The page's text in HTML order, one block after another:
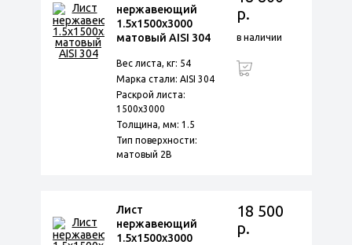
нержавеющий
1.5х1500х3000
матовый AISI 304
Вес листа, кг: 54
Марка стали: AISI 304
Раскрой листа:
1500х3000
Толщина, мм: 1.5
Тип поверхности:
матовый 2B
р.
в наличии
Лист
нержавеющий
1.5х1500х3000
18 500
р.